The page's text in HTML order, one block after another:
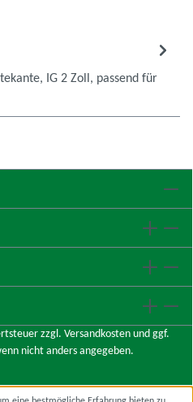
IG 2 Zoll, passend für
zzgl. Versandkosten und ggf.
nicht anders angegeben.